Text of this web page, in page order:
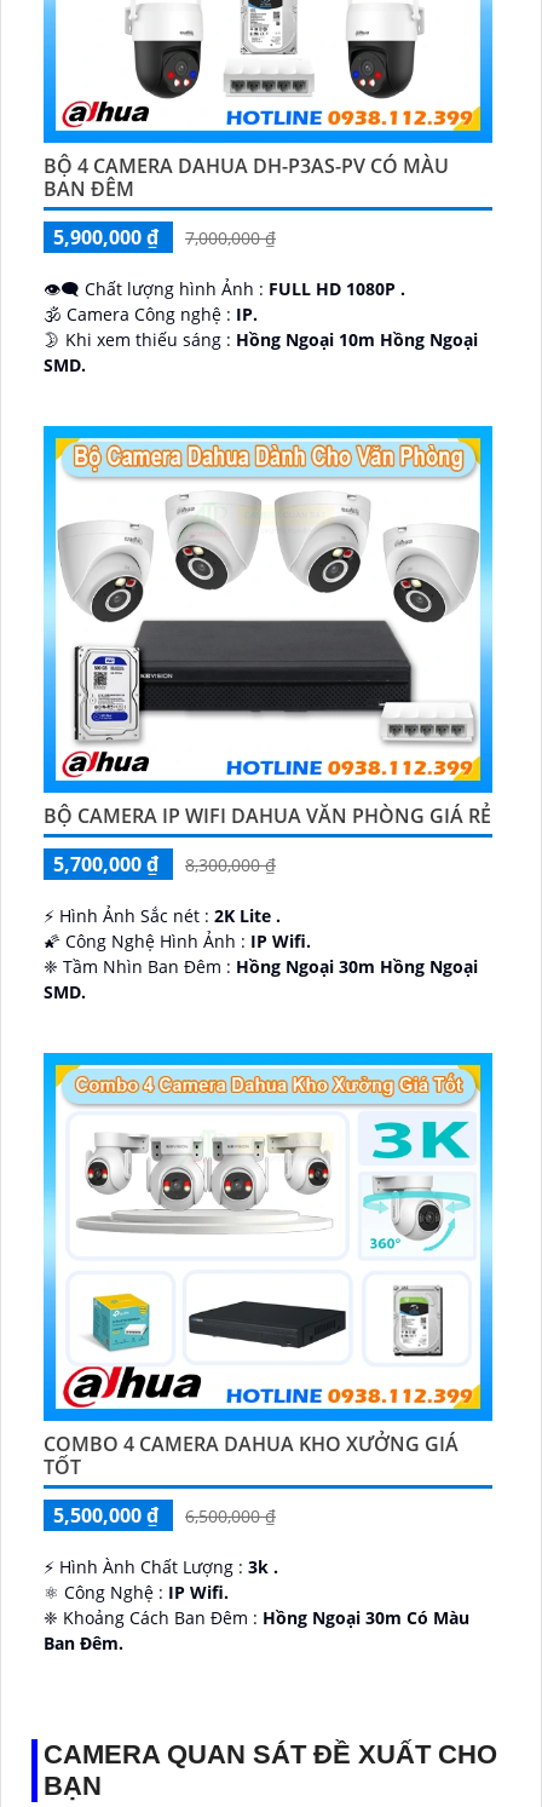
BỘ 4 CAMERA DAHUA DH-P3AS-PV CÓ MÀU
BAN ĐÊM
5,900,000 ₫
7,000,000 ₫
👁️‍🗨 Chất lượng hình Ảnh : FULL HD 1080P .
🕉️ Camera Công nghệ : IP.
🌛 Khi xem thiếu sáng : Hồng Ngoại 10m Hồng Ngoại
SMD.
BỘ CAMERA IP WIFI DAHUA VĂN PHÒNG GIÁ RẺ
5,700,000 ₫
8,300,000 ₫
️⚡ Hình Ảnh Sắc nét : 2K Lite .
🌠 Công Nghệ Hình Ảnh : IP Wifi.
❈ Tầm Nhìn Ban Đêm : Hồng Ngoại 30m Hồng Ngoại
SMD.
COMBO 4 CAMERA DAHUA KHO XƯỞNG GIÁ
TỐT
5,500,000 ₫
6,500,000 ₫
️⚡ Hình Ành Chất Lượng : 3k .
⚛️ Công Nghệ : IP Wifi.
❈ Khoảng Cách Ban Đêm : Hồng Ngoại 30m Có Màu
Ban Ðêm.
CAMERA QUAN SÁT ĐỀ XUẤT CHO
BẠN